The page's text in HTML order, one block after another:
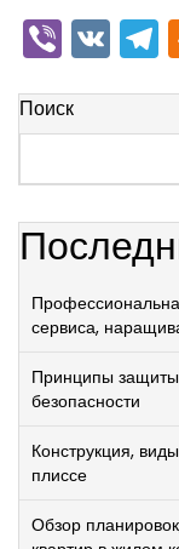
Viber
VK
Поиск
сервиса,
Принципы
безопасности
Конструкция,
плиссе
Обзор